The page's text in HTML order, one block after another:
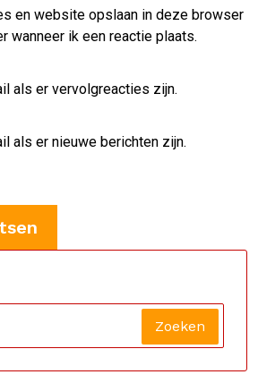
en website opslaan in deze browser
wanneer ik een reactie plaats.
als er vervolgreacties zijn.
als er nieuwe berichten zijn.
Zoeken